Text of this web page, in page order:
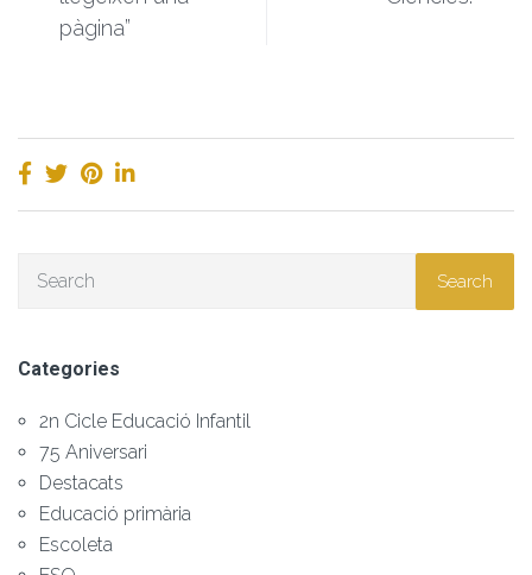
pàgina”
Search
Categories
2n Cicle Educació Infantil
75 Aniversari
Destacats
Educació primària
Escoleta